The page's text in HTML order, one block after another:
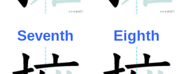
Seventh Eighth